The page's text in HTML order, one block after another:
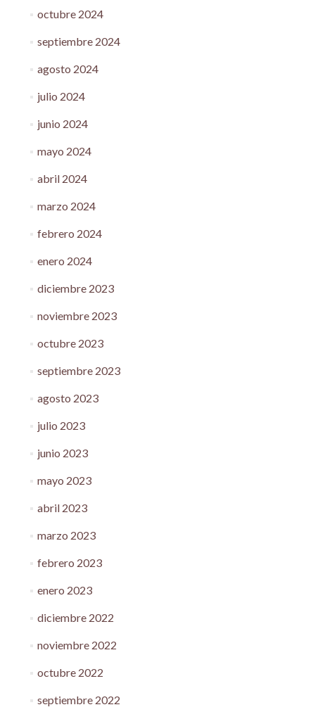
octubre 2024
septiembre 2024
agosto 2024
julio 2024
junio 2024
mayo 2024
abril 2024
marzo 2024
febrero 2024
enero 2024
diciembre 2023
noviembre 2023
octubre 2023
septiembre 2023
agosto 2023
julio 2023
junio 2023
mayo 2023
abril 2023
marzo 2023
febrero 2023
enero 2023
diciembre 2022
noviembre 2022
octubre 2022
septiembre 2022